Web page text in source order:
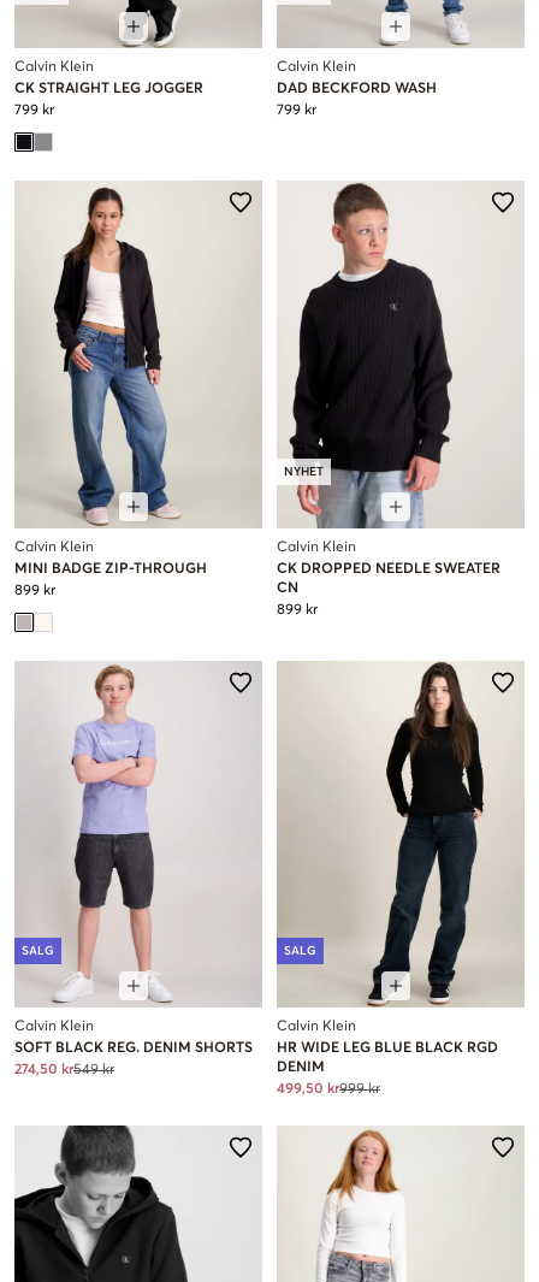
Calvin Klein
CK STRAIGHT LEG JOGGER
799 kr
Calvin Klein
DAD BECKFORD WASH
799 kr
Calvin Klein
MINI BADGE ZIP-THROUGH
899 kr
NYHET
Calvin Klein
CK DROPPED NEEDLE SWEATER
CN
899 kr
SALG
Calvin Klein
SOFT BLACK REG. DENIM SHORTS
274,50 kr549 kr
SALG
Calvin Klein
HR WIDE LEG BLUE BLACK RGD
DENIM
499,50 kr999 kr